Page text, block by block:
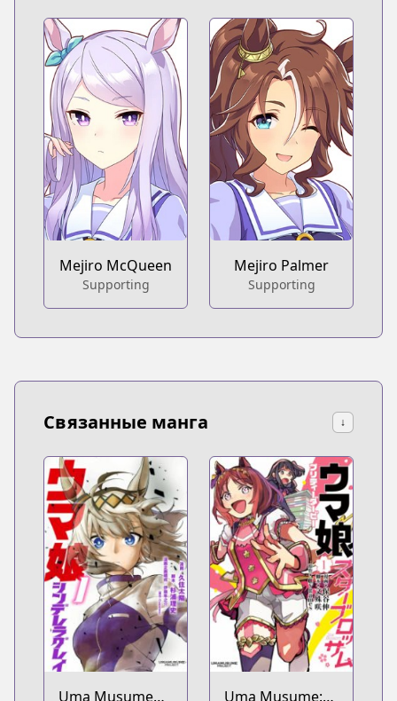
Mejiro McQueen
Supporting
Mejiro Palmer
Supporting
Связанные манга ↓
Uma Musume
Uma Musume: